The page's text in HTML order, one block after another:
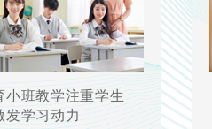
小班教学注重学生
发学习动力